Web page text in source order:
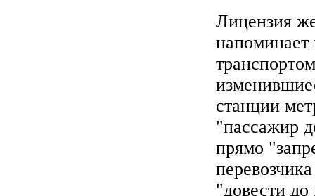
Лицензия
напоминает
станции
"пассажир
прямо
"довести